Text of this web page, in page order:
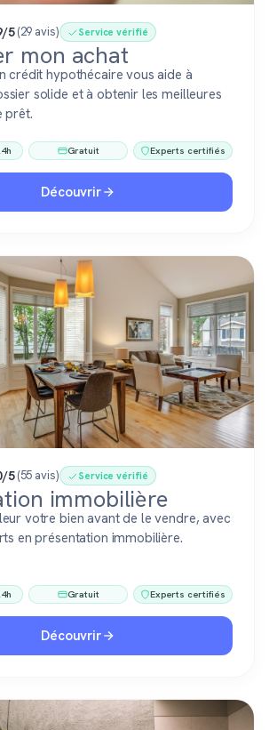
5(29 avis) Service vérifié
mon achat
crédit hypothécaire vous aide à
solide et à obtenir les meilleures
prêt.
Gratuit Experts certifiés
Découvrir
5(55 avis) Service vérifié
immobilière
votre bien avant de le vendre, avec
en présentation immobilière.
Gratuit Experts certifiés
Découvrir